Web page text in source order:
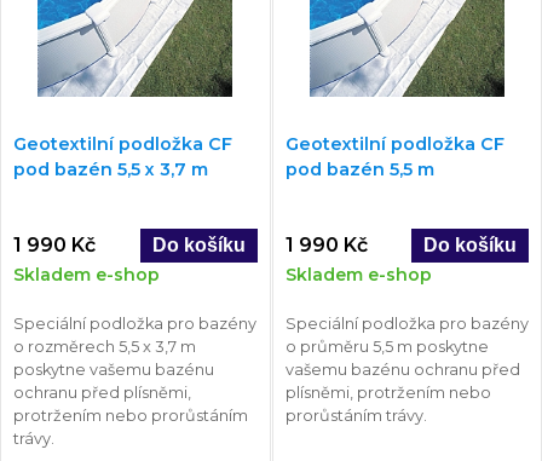
Geotextilní podložka CF
pod bazén 5,5 x 3,7 m
1 990 Kč
Skladem e-shop
Speciální podložka pro bazény
o rozměrech 5,5 x 3,7 m
poskytne vašemu bazénu
ochranu před plísněmi,
protržením nebo prorůstáním
trávy.
Geotextilní podložka CF
pod bazén 5,5 m
1 990 Kč
Skladem e-shop
Speciální podložka pro bazény
o průměru 5,5 m poskytne
vašemu bazénu ochranu před
plísněmi, protržením nebo
prorůstáním trávy.